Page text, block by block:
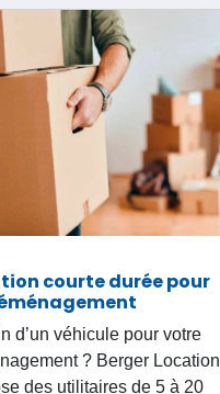
courte durée pour
d’un véhicule pour votre
? Berger Location
des utilitaires de 5 à 20